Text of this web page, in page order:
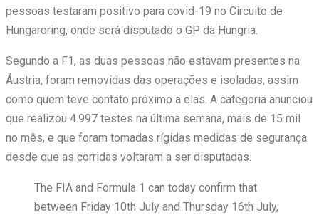
pessoas testaram positivo para covid-19 no Circuito de
Hungaroring, onde será disputado o GP da Hungria.
Segundo a F1, as duas pessoas não estavam presentes na
Áustria, foram removidas das operações e isoladas, assim
como quem teve contato próximo a elas. A categoria anunciou
que realizou 4.997 testes na última semana, mais de 15 mil
no mês, e que foram tomadas rígidas medidas de segurança
desde que as corridas voltaram a ser disputadas.
The FIA and Formula 1 can today confirm that
between Friday 10th July and Thursday 16th July,